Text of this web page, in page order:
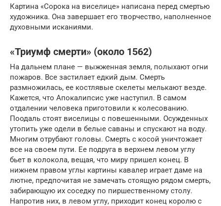
Картина «Сорока на виселице» написана перед смертью
художника. Она завершает его творчество, наполненное
духовными исканиями.
«Триумф смерти» (около 1562)
На дальнем плане — выжженная земля, полыхают огни
пожаров. Все застилает едкий дым. Смерть
размножилась, ее костлявые скелеты мелькают везде.
Кажется, что Апокалипсис уже наступил. В самом
отдалении человека приготовили к колесованию.
Поодаль стоят виселицы с повешенными. Осужденных
утопить уже одели в белые саваны и спускают на воду.
Многим отрубают головы. Смерть с косой уничтожает
все на своем пути. Ее подруга в верхнем левом углу
бьет в колокола, вещая, что миру пришел конец. В
нижнем правом углы картины кавалер играет даме на
лютне, предпочитая не замечать стоящую рядом смерть,
забирающую их соседку по пиршественному столу.
Напротив них, в левом углу, приходит конец королю с